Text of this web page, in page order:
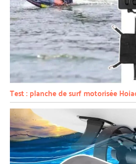
Test : planche de surf motorisée